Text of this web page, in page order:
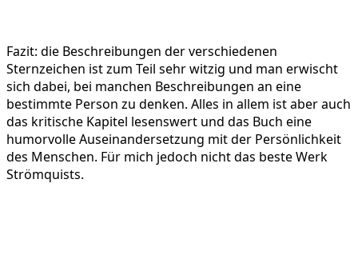
Fazit: die Beschreibungen der verschiedenen
Sternzeichen ist zum Teil sehr witzig und man erwischt
sich dabei, bei manchen Beschreibungen an eine
bestimmte Person zu denken. Alles in allem ist aber auch
das kritische Kapitel lesenswert und das Buch eine
humorvolle Auseinandersetzung mit der Persönlichkeit
des Menschen. Für mich jedoch nicht das beste Werk
Strömquists.